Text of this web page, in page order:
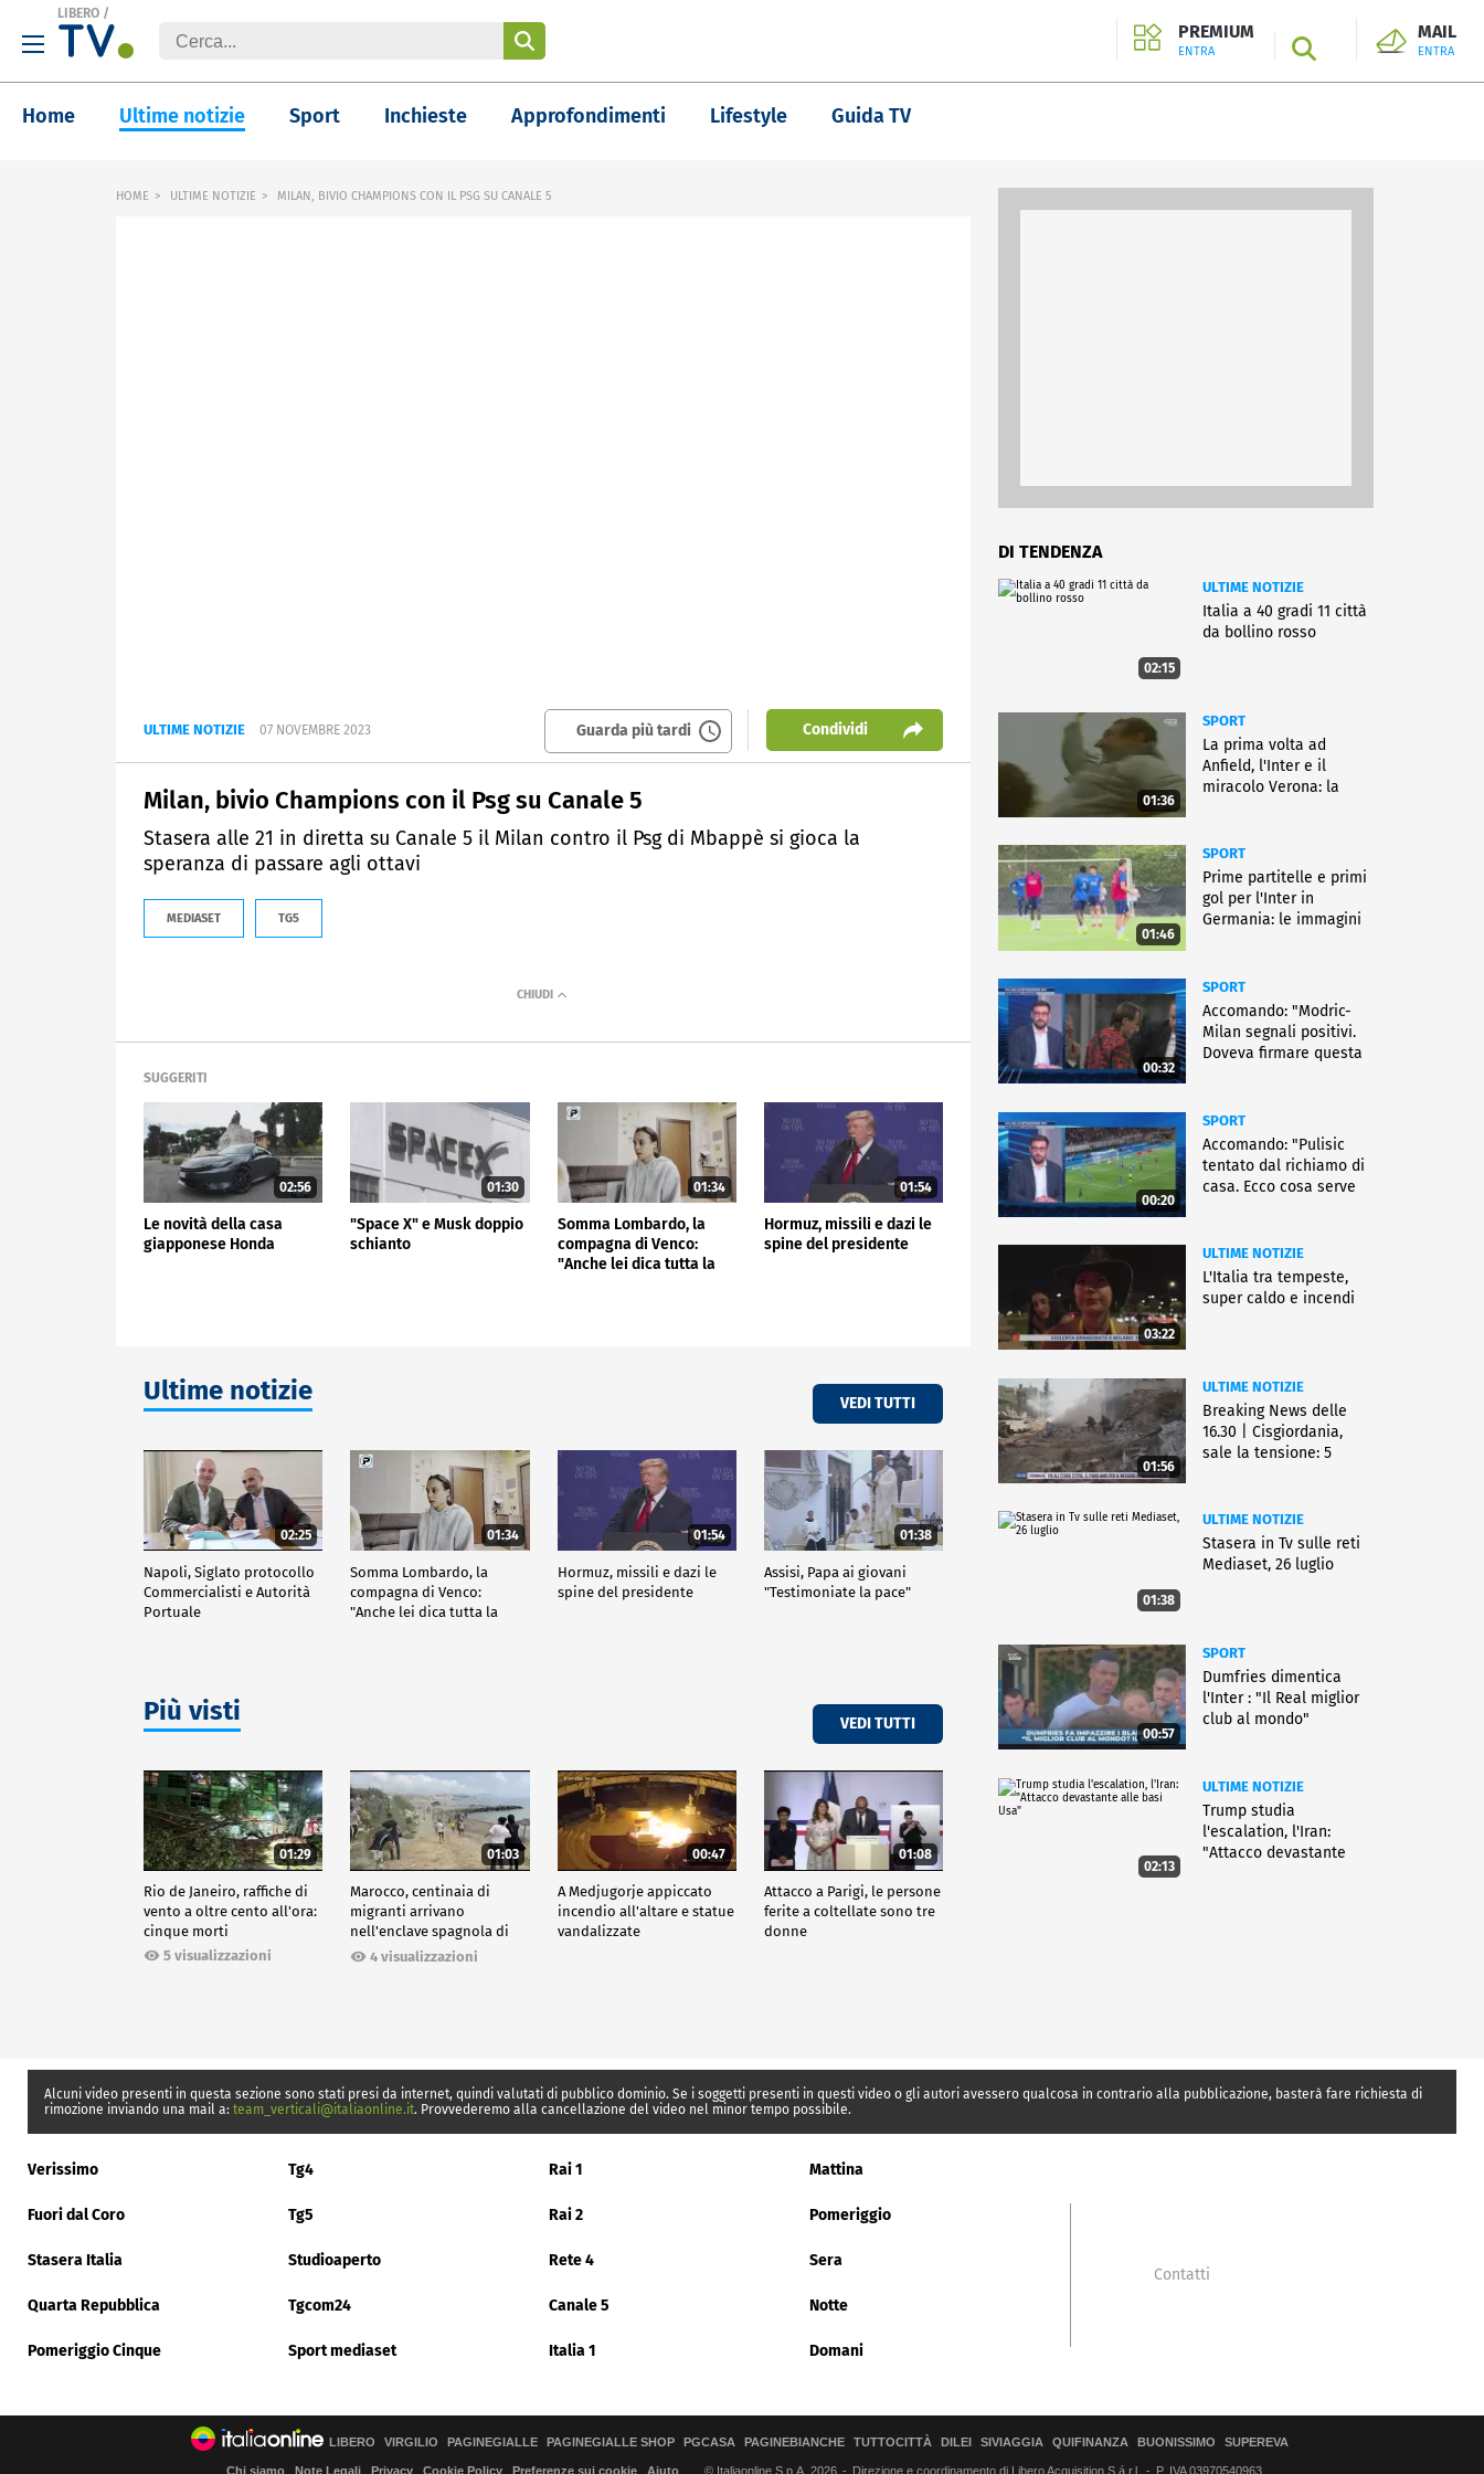
LIBERO /
PREMIUM
ENTRA SEARCH
MAIL
ENTRA
Home Ultime notizie Sport Inchieste Approfondimenti Lifestyle Guida TV
HOME ULTIME NOTIZIE MILAN, BIVIO CHAMPIONS CON IL PSG SU CANALE 5
ULTIME NOTIZIE 07 NOVEMBRE 2023 Guarda più tardi Condividi
Milan, bivio Champions con il Psg su Canale 5
Stasera alle 21 in diretta su Canale 5 il Milan contro il Psg di Mbappè si gioca la
speranza di passare agli ottavi
MEDIASET TG5
SUGGERITI
02:56
Le novità della casa
giapponese Honda
01:30
"Space X" e Musk doppio
schianto
01:34
Somma Lombardo, la
compagna di Venco:
"Anche lei dica tutta la
01:54
Hormuz, missili e dazi le
spine del presidente
Ultime notizie VEDI TUTTI
02:25
Napoli, Siglato protocollo
Commercialisti e Autorità
Portuale
01:34
Somma Lombardo, la
compagna di Venco:
"Anche lei dica tutta la
01:54
Hormuz, missili e dazi le
spine del presidente
01:38
Assisi, Papa ai giovani
"Testimoniate la pace"
Più visti VEDI TUTTI
01:29
Rio de Janeiro, raffiche di
vento a oltre cento all'ora:
cinque morti
5 visualizzazioni
01:03
Marocco, centinaia di
migranti arrivano
nell'enclave spagnola di
Ceuta4 visualizzazioni
00:47
A Medjugorje appiccato
incendio all'altare e statue
vandalizzate
01:08
Attacco a Parigi, le persone
ferite a coltellate sono tre
donne
DI TENDENZA
02:15
ULTIME NOTIZIE
Italia a 40 gradi 11 città
da bollino rosso
01:36
SPORT
La prima volta ad
Anfield, l'Inter e il
miracolo Verona: la
01:46
SPORT
Prime partitelle e primi
gol per l'Inter in
Germania: le immagini
00:32
SPORT
Accomando: "Modric-
Milan segnali positivi.
Doveva firmare questa
00:20
SPORT
Accomando: "Pulisic
tentato dal richiamo di
casa. Ecco cosa serve
03:22
ULTIME NOTIZIE
L'Italia tra tempeste,
super caldo e incendi
01:56
ULTIME NOTIZIE
Breaking News delle
16.30 | Cisgiordania,
sale la tensione: 5
01:38
ULTIME NOTIZIE
Stasera in Tv sulle reti
Mediaset, 26 luglio
00:57
SPORT
Dumfries dimentica
l'Inter : "Il Real miglior
club al mondo"
02:13
ULTIME NOTIZIE
Trump studia
l'escalation, l'Iran:
"Attacco devastante
Alcuni video presenti in questa sezione sono stati presi da internet, quindi valutati di pubblico dominio. Se i soggetti presenti in questi video o gli autori avessero qualcosa in contrario alla pubblicazione, basterà fare richiesta di
rimozione inviando una mail a: team_verticali@italiaonline.it. Provvederemo alla cancellazione del video nel minor tempo possibile.
Verissimo Tg4 Rai 1 Mattina
Fuori dal Coro Tg5 Rai 2 Pomeriggio
Stasera Italia Studioaperto Rete 4 Sera
Quarta Repubblica Tgcom24 Canale 5 Notte
Pomeriggio Cinque Sport mediaset Italia 1 Domani
Contatti
LIBERO VIRGILIO PAGINEGIALLE PAGINEGIALLE SHOP PGCASA PAGINEBIANCHE TUTTOCITTÀ DILEI SIVIAGGIA QUIFINANZA BUONISSIMO SUPEREVA
Chi siamo Note Legali Privacy Cookie Policy Preferenze sui cookie Aiuto © Italiaonline S.p.A. 2026 Direzione e coordinamento di Libero Acquisition S.á r.l. P. IVA 03970540963